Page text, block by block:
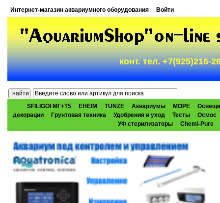
Интернет-магазин аквариумного оборудования Войти
конт. тел. +7(925)216-
SFILIGOI МГ+Т5 EHEIM TUNZE Аквариумы МОРЕ
декорации
Грунтовая техника Удобрения и уход Тесты
Осмос
УФ стерилизаторы
Chemi-Pure